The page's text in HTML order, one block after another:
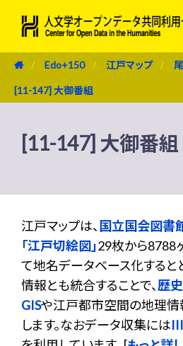
Edo+150 江戸マップ
[11-147] 大御番組
[11-147] 大御番組
江戸マップは、 国立国会図書
「江戸切絵図」29枚から8788
て地名データベース化すると
情報とも統合することで、歴
GISや江戸都市空間の地理
します。なおデータ収集には